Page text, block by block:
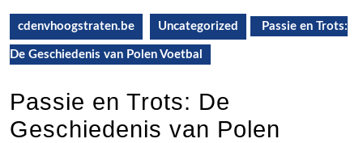
cdenvhoogstraten.be Uncategorized Passie en Trots:
De Geschiedenis van Polen Voetbal
Passie en Trots: De
Geschiedenis van Polen